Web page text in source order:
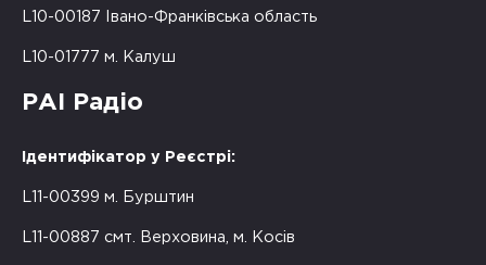
L10-00187 Івано-Франківська область
L10-01777 м. Калуш
РАІ Радіо
Ідентифікатор у Реєстрі:
L11-00399 м. Бурштин
L11-00887 смт. Верховина, м. Косів